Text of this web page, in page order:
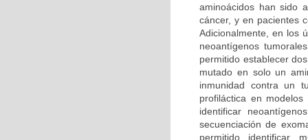
aminoácidos han sido
cáncer, y en pacientes
Adicionalmente, en los
neoantígenos
permitido establecer
mutado en solo un
inmunidad contra un
profiláctica en
identificar
secuenciación de
permitido identificar